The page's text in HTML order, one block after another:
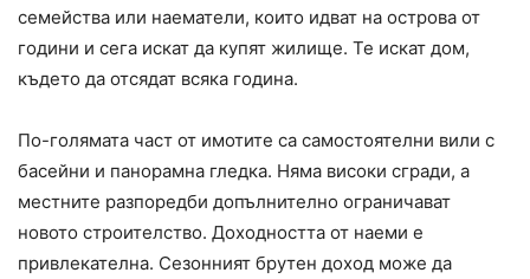
семейства или наематели, които идват на острова от
години и сега искат да купят жилище. Те искат дом,
където да отсядат всяка година.
По-голямата част от имотите са самостоятелни вили с
басейни и панорамна гледка. Няма високи сгради, а
местните разпоредби допълнително ограничават
новото строителство. Доходността от наеми е
привлекателна. Сезонният брутен доход може да